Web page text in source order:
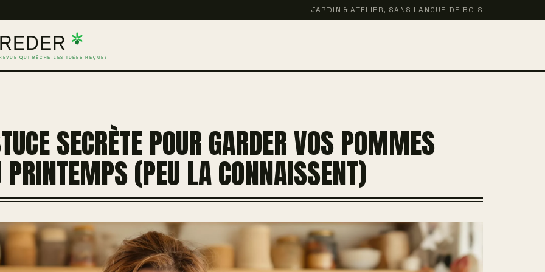
JARDIN & ATELIER, SANS LANGUE DE BOIS
SECRÈTE POUR GARDER VOS POMMES
PRINTEMPS (PEU LA CONNAISSENT)